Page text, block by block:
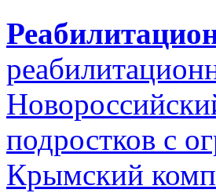
подростков с
Крымский